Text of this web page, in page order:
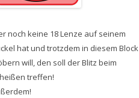
noch keine 18 Lenze auf seinem
hat und trotzdem in diesem Block
will, den soll der Blitz beim
treffen!